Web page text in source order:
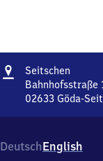
Adresse
Seitschen
Bahnhofsstraße
02633 Göda-
12,
0
DeutschEnglish